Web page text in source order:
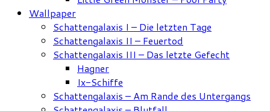
Wallpaper
Schattengalaxis I – Die letzten Tage
Schattengalaxis II – Feuertod
Schattengalaxis III – Das letzte Gefecht
Hagner
Ix-Schiffe
Schattengalaxis – Am Rande des Untergangs